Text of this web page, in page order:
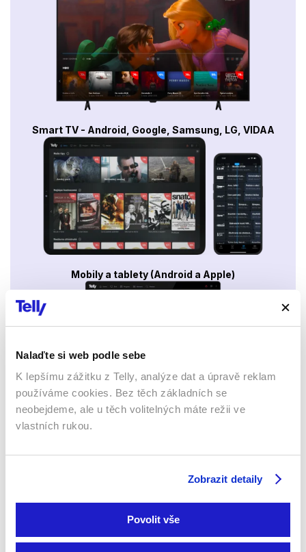
Nalaďte si web podle sebe
K lepšímu zážitku z Telly, analýze dat a úpravě reklam
používáme cookies. Bez těch základních se
neobejdeme, ale u těch volitelných máte režii ve
vlastních rukou.
Zobrazit detaily
Povolit vše
Smart TV - Android, Google, Samsung, LG, VIDAA
Mobily a tablety (Android a Apple)
Webový prohlížeč
Xbox app